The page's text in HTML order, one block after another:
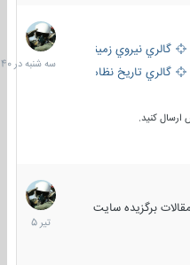
گالري نيروي زميني
گالري تاریخ نظامی
کنید.
سه
شنبه
در
برگزیده سایت
16
تیر
1405